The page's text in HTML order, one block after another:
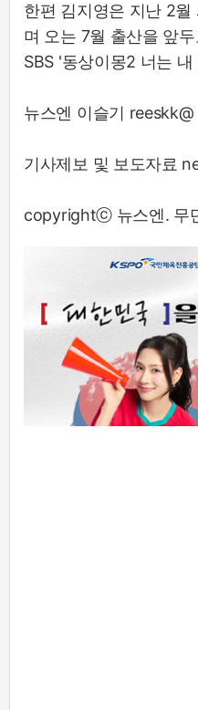
한편 김지영은 지난 2월
며 오는 7월 출산을 앞
SBS '동상이몽2 너는
뉴스엔 이슬기 reeskk@
기사제보 및 보도자료
copyrightⓒ 뉴스엔. 무